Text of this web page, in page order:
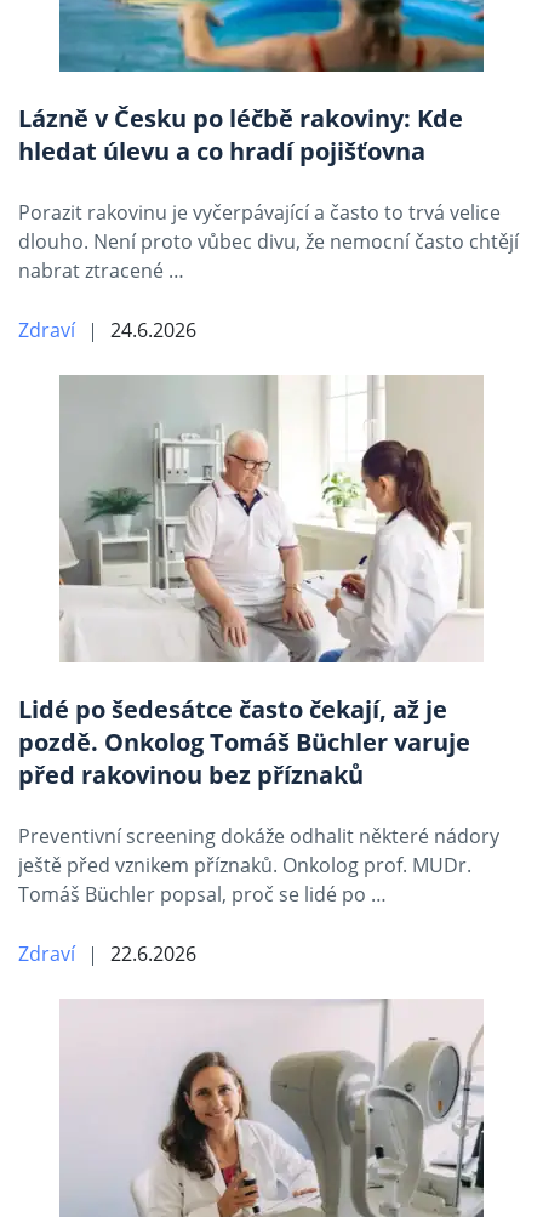
Lázně v Česku po léčbě rakoviny: Kde
hledat úlevu a co hradí pojišťovna
Porazit rakovinu je vyčerpávající a často to trvá velice
dlouho. Není proto vůbec divu, že nemocní často chtějí
nabrat ztracené …
Zdraví 24.6.2026
Lidé po šedesátce často čekají, až je
pozdě. Onkolog Tomáš Büchler varuje
před rakovinou bez příznaků
Preventivní screening dokáže odhalit některé nádory
ještě před vznikem příznaků. Onkolog prof. MUDr.
Tomáš Büchler popsal, proč se lidé po …
Zdraví 22.6.2026